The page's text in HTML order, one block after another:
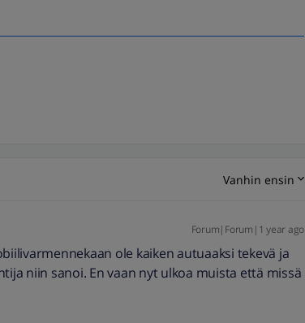
Vanhin ensin
Forum|Forum|1 year ago
ole kaiken autuaaksi tekevä ja
niin sanoi. En vaan nyt ulkoa muista että missä